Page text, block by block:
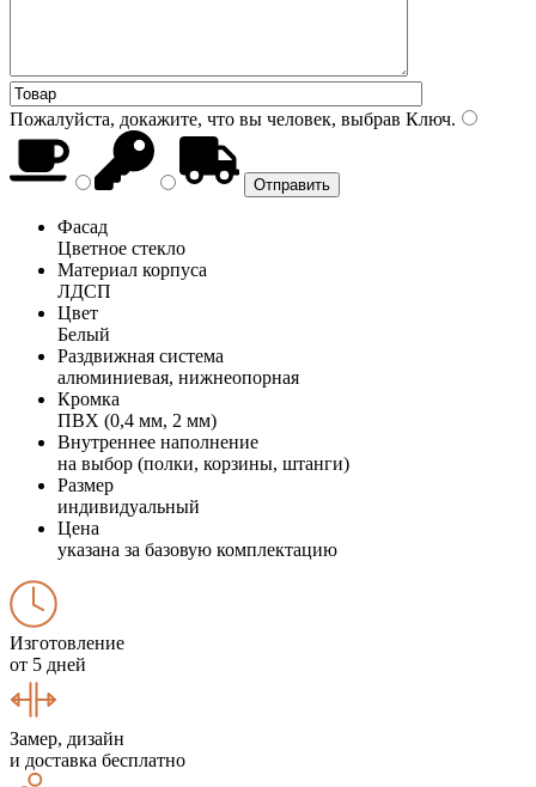
Пожалуйста, докажите, что вы человек, выбрав Ключ.
Фасад
Цветное стекло
Материал корпуса
ЛДСП
Цвет
Белый
Раздвижная система
алюминиевая, нижнеопорная
Кромка
ПВХ (0,4 мм, 2 мм)
Внутреннее наполнение
на выбор (полки, корзины, штанги)
Размер
индивидуальный
Цена
указана за базовую комплектацию
Изготовление
от 5 дней
Замер, дизайн
и доставка бесплатно